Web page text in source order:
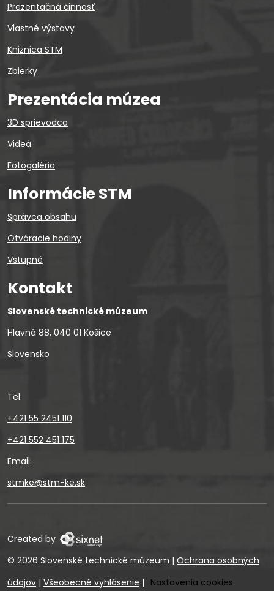
Prezentačná činnosť
Vlastné výstavy
Knižnica STM
Zbierky
Prezentácia múzea
3D sprievodca
Videá
Fotogaléria
Informácie STM
Správca obsahu
Otváracie hodiny
Vstupné
Kontakt
Slovenské technické múzeum
Hlavná 88, 040 01 Košice
Slovensko
Tel:
+421 55 2451 110
+421 552 451 175
Email:
stmke@stm-ke.sk
Created by
© 2026 Slovenské technické múzeum | Ochrana osobných
údajov | Všeobecné vyhlásenie | Nastavenia cookies